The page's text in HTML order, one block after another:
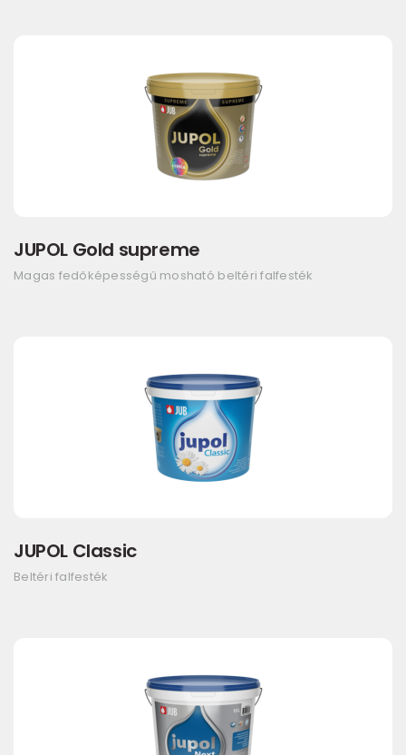
JUPOL Gold supreme
Magas fedőképességű mosható beltéri falfesték
JUPOL Classic
Beltéri falfesték